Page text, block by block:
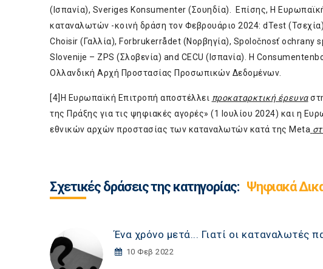
(Ισπανία), Sveriges Konsumenter (Σουηδία). Επίσης, Η
καταναλωτών -κοινή δράση τον Φεβρουάριο 2024: dTest
Choisir (Γαλλία), Forbrukerrådet (Νορβηγία), Spoločnosť
Slovenije – ZPS (Σλοβενία) and CECU (Ισπανία). Η
Ολλανδική Αρχή Προστασίας Προσωπικών Δεδομένων.
[4] Η Ευρωπαϊκή Επιτροπή αποστέλλει προκαταρκτική έρευνα
της Πράξης για τις ψηφιακές αγορές» (1 Ιουλίου 2024) και η
εθνικών αρχών προστασίας των καταναλωτών κατά της Meta
Σχετικές δράσεις της κατηγορίας: Ψηφιακά
Ένα χρόνο μετά... Γιατί οι καταναλωτές
10 Φεβ 2022